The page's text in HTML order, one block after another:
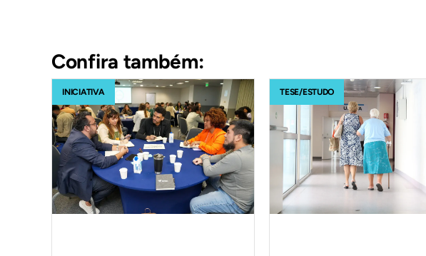
Confira também:
INICIATIVA TESE/ESTUDO